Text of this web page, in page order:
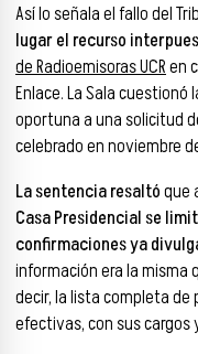
Así lo señala el fallo del
lugar el recurso
de Radioemisoras UCRen
Enlace. La Sala
oportuna a una solicitud
celebrado en noviembre
La sentencia resaltóque
Casa Presidencial se
confirmaciones ya
información era la misma
decir, la lista completa
efectivas, con sus cargos